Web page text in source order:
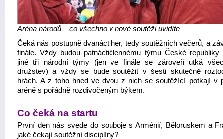
Aréna národů – co všechno v nové soutěži uvidíte
Čeká nás postupně dvanáct her, tedy soutěžních večerů, a
finále. Vždy budou patnáctičlennému týmu České republiky
jiné tři národní týmy (jen ve finále se zároveň utká
družstev) a vždy se bude soutěžit v šesti skutečně
hrách. A z toho hned ve dvou z nich se soutěžící potkají v
aréně s pořádně rozdivočeným býkem.
Co čeká na startu
První den nás svede do souboje s Arménií, Běloruskem a
jaké čekají soutěžní disciplíny?